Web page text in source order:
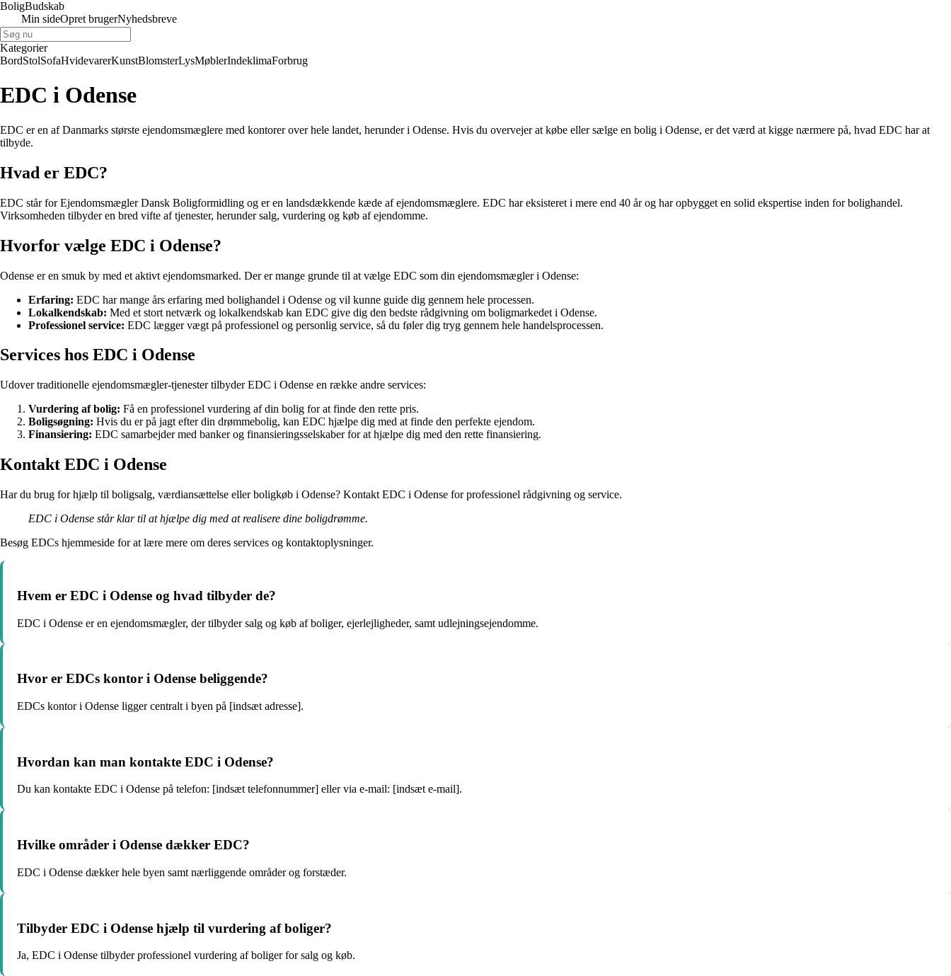
BoligBudskab
Min sideOpret brugerNyhedsbreve
Kategorier
BordStolSofaHvidevarerKunstBlomsterLysMøblerIndeklimaForbrug
EDC i Odense
EDC er en af Danmarks største ejendomsmæglere med kontorer over hele landet, herunder i Odense. Hvis du overvejer at købe eller sælge en bolig i Odense, er det værd at kigge nærmere på, hvad EDC har at
tilbyde.
Hvad er EDC?
EDC står for Ejendomsmægler Dansk Boligformidling og er en landsdækkende kæde af ejendomsmæglere. EDC har eksisteret i mere end 40 år og har opbygget en solid ekspertise inden for bolighandel.
Virksomheden tilbyder en bred vifte af tjenester, herunder salg, vurdering og køb af ejendomme.
Hvorfor vælge EDC i Odense?
Odense er en smuk by med et aktivt ejendomsmarked. Der er mange grunde til at vælge EDC som din ejendomsmægler i Odense:
Erfaring: EDC har mange års erfaring med bolighandel i Odense og vil kunne guide dig gennem hele processen.
Lokalkendskab: Med et stort netværk og lokalkendskab kan EDC give dig den bedste rådgivning om boligmarkedet i Odense.
Professionel service: EDC lægger vægt på professionel og personlig service, så du føler dig tryg gennem hele handelsprocessen.
Services hos EDC i Odense
Udover traditionelle ejendomsmægler-tjenester tilbyder EDC i Odense en række andre services:
Vurdering af bolig: Få en professionel vurdering af din bolig for at finde den rette pris.
Boligsøgning: Hvis du er på jagt efter din drømmebolig, kan EDC hjælpe dig med at finde den perfekte ejendom.
Finansiering: EDC samarbejder med banker og finansieringsselskaber for at hjælpe dig med den rette finansiering.
Kontakt EDC i Odense
Har du brug for hjælp til boligsalg, værdiansættelse eller boligkøb i Odense? Kontakt EDC i Odense for professionel rådgivning og service.
EDC i Odense står klar til at hjælpe dig med at realisere dine boligdrømme.
Besøg EDCs hjemmeside for at lære mere om deres services og kontaktoplysninger.
Hvem er EDC i Odense og hvad tilbyder de?
EDC i Odense er en ejendomsmægler, der tilbyder salg og køb af boliger, ejerlejligheder, samt udlejningsejendomme.
Hvor er EDCs kontor i Odense beliggende?
EDCs kontor i Odense ligger centralt i byen på [indsæt adresse].
Hvordan kan man kontakte EDC i Odense?
Du kan kontakte EDC i Odense på telefon: [indsæt telefonnummer] eller via e-mail: [indsæt e-mail].
Hvilke områder i Odense dækker EDC?
EDC i Odense dækker hele byen samt nærliggende områder og forstæder.
Tilbyder EDC i Odense hjælp til vurdering af boliger?
Ja, EDC i Odense tilbyder professionel vurdering af boliger for salg og køb.